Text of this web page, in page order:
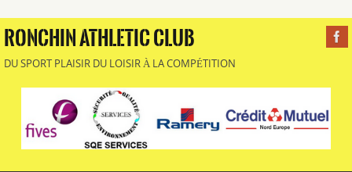
RONCHIN ATHLETIC CLUB
DU SPORT PLAISIR DU LOISIR À LA COMPÉTITION